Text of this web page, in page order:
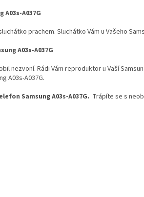
A037G
prachem. Sluchátko Vám u Vašeho
A03s-A037G
nezvoní. Rádi Vám reproduktor u Vaší
A03s-A037G.
Samsung A03s-A037G. Trápíte se s